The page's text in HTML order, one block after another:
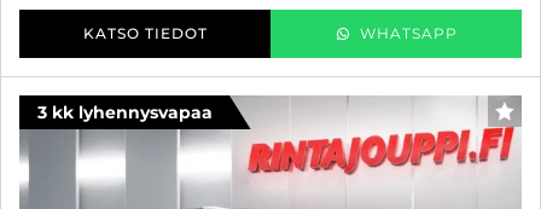
KATSO TIEDOT WHATSAPP
3 kk lyhennysvapaa